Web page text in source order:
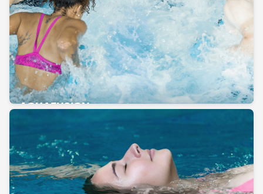
AQUAFUSION